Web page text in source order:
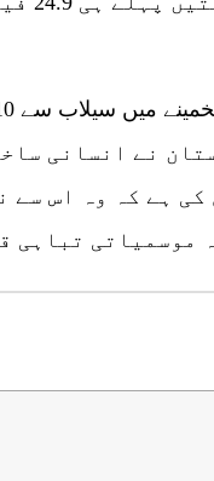
نے انسانی
ہے کہ وہ اس سے
موسمیاتی تباہی